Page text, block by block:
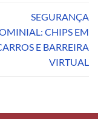
SEGURANÇA
CHIPS EM
E BARREIRA
VIRTUAL